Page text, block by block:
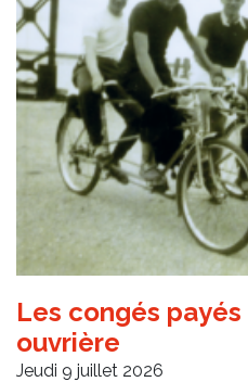
Les congés
ouvrière
Jeudi 9 juillet 2026